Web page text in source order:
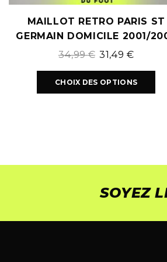
MAILLOT RETRO PARIS ST
GERMAIN DOMICILE 2001/
34,99€ 31,49€
CHOIX DES OPTIONS
SOYEZ